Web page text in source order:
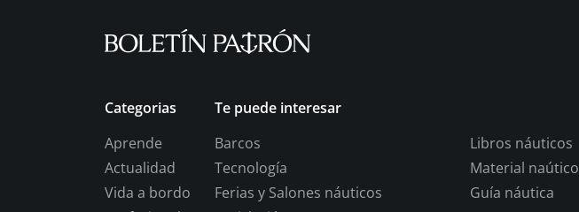
Categorias
Aprende
Actualidad
Vida a bordo
Te puede interesar
Barcos
Tecnología
Ferias y Salones náuticos
Libros náuticos
Material naútico
Guía náutica